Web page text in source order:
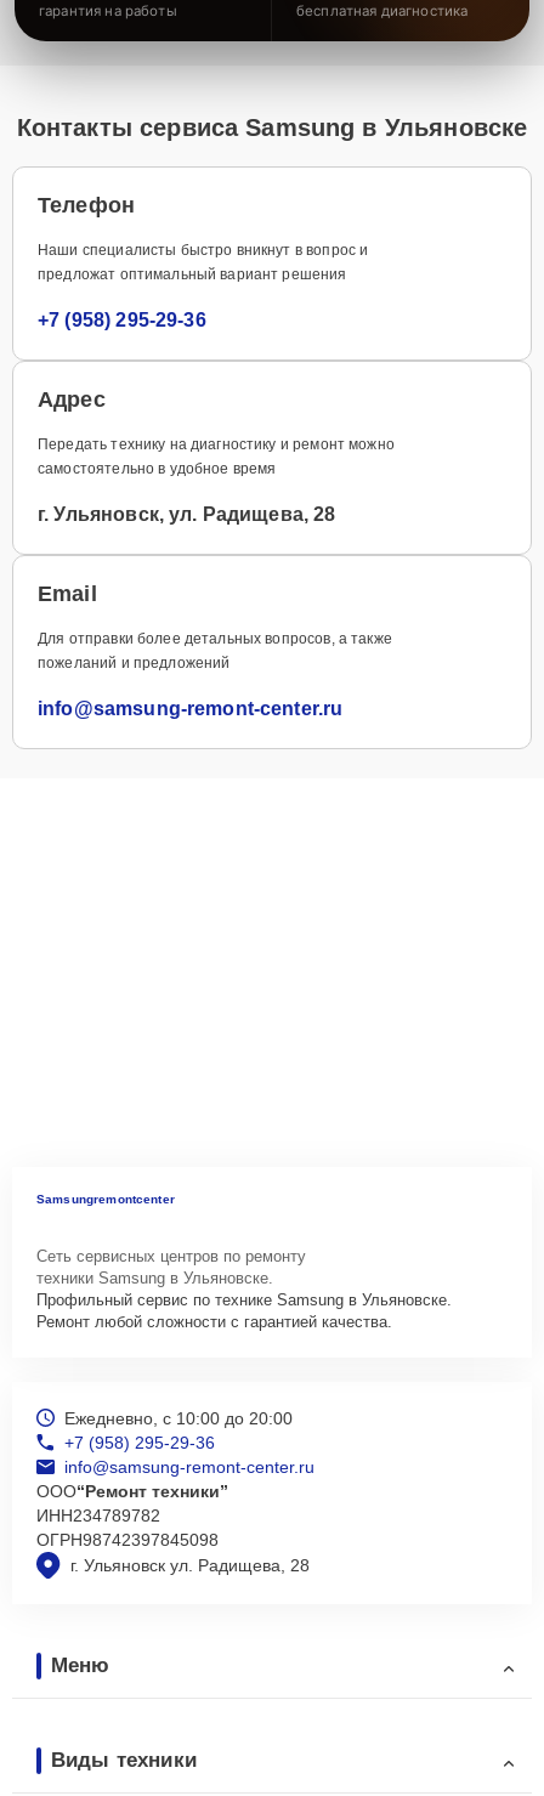
гарантия на работы бесплатная диагностика
Контакты сервиса Samsung в Ульяновске
Телефон
Наши специалисты быстро вникнут в вопрос и
предложат оптимальный вариант решения
+7 (958) 295-29-36
Адрес
Передать технику на диагностику и ремонт можно
самостоятельно в удобное время
г. Ульяновск, ул. Радищева, 28
Email
Для отправки более детальных вопросов, а также
пожеланий и предложений
info@samsung-remont-center.ru
Samsungremontcenter
Сеть сервисных центров по ремонту
техники Samsung в Ульяновске.
Профильный сервис по технике Samsung в Ульяновске.
Ремонт любой сложности с гарантией качества.
г. Ульяновск ул. Радищева, 28
Ежедневно, с 10:00 до 20:00
+7 (958) 295-29-36
info@samsung-remont-center.ru
ООО“Ремонт техники”
ИНН234789782
ОГРН98742397845098
Меню
Виды техники